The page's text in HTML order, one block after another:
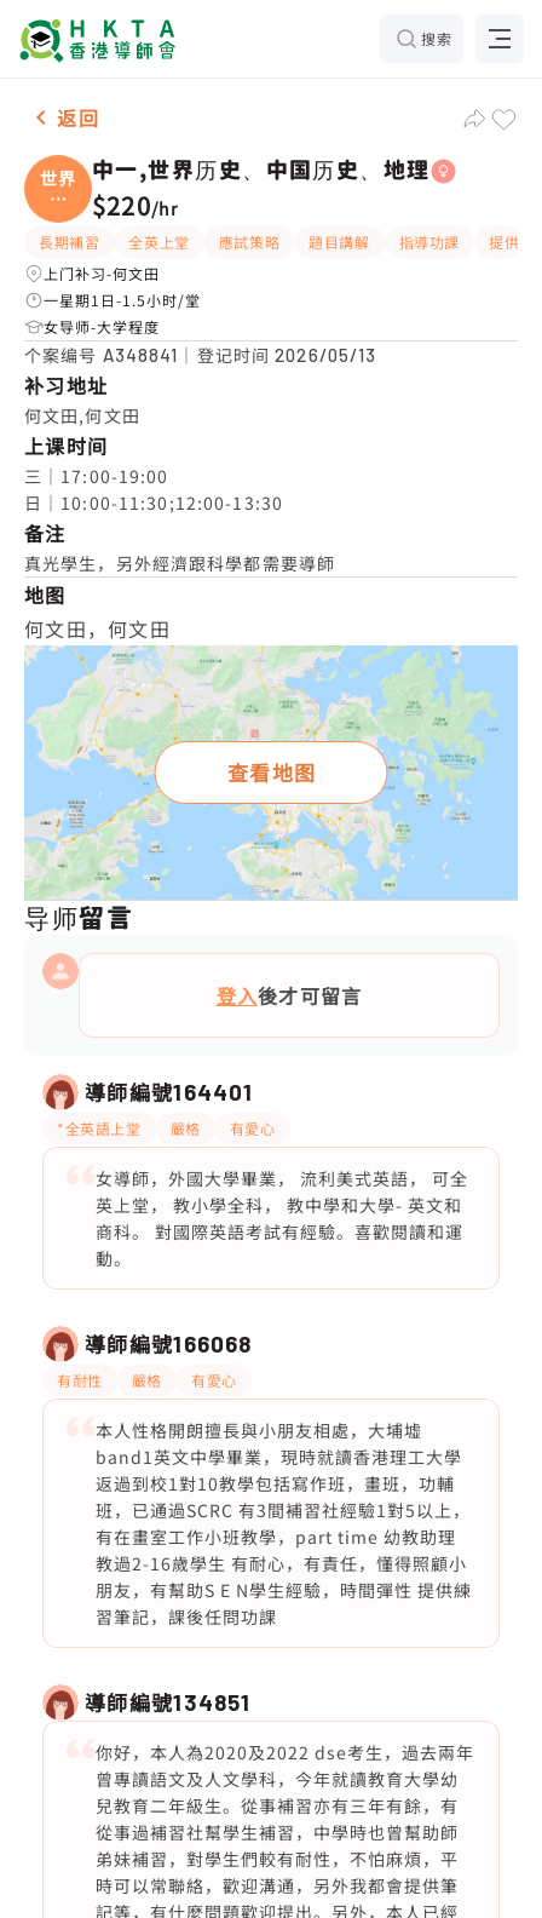
搜索
女-1名 中一,世界历史、中国历史、地理，何文田 补习
返回
世界
历
史、
中一,世界历史、中国历史、地理
$220/hr
長期補習 全英上堂 應試策略 題目講解 指導功課
提供練
上门补习-何文田
一星期1日-1.5小时/堂
女导师-大学程度
个案编号 A348841 ｜登记时间2026/05/13
补习地址
何文田,何文田
上课时间
三｜17:00-19:00
日｜10:00-11:30;12:00-13:30
备注
真光學生，另外經濟跟科學都需要導師
地图
何文田，何文田
查看地图
导师留言
登入後才可留言
導師編號164401
*全英語上堂 嚴格 有愛心
女導師，外國大學畢業， 流利美式英語， 可全
英上堂， 教小學全科， 教中學和大學- 英文和
商科。 對國際英語考試有經驗。喜歡閱讀和運
動。
導師編號166068
有耐性 嚴格 有愛心
本人性格開朗擅長與小朋友相處，大埔墟
band1英文中學畢業，現時就讀香港理工大學
返過到校1對10教學包括寫作班，畫班，功輔
班，已通過SCRC 有3間補習社經驗1對5以上，
有在畫室工作小班教學，part time 幼教助理
教過2-16歲學生 有耐心，有責任，懂得照顧小
朋友，有幫助S E N學生經驗，時間彈性 提供練
習筆記，課後任問功課
導師編號134851
你好，本人為2020及2022 dse考生，過去兩年
曾專讀語文及人文學科，今年就讀教育大學幼
兒教育二年級生。從事補習亦有三年有餘，有
從事過補習社幫學生補習，中學時也曾幫助師
弟妹補習，對學生們較有耐性，不怕麻煩，平
時可以常聯絡，歡迎溝通，另外我都會提供筆
記等，有什麼問題歡迎提出。另外，本人已經